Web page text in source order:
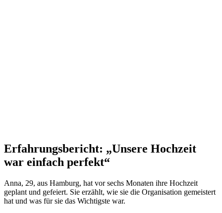
Erfahrungsbericht: „Unsere Hochzeit
war einfach perfekt“
Anna, 29, aus Hamburg, hat vor sechs Monaten ihre Hochzeit
geplant und gefeiert. Sie erzählt, wie sie die Organisation gemeistert
hat und was für sie das Wichtigste war.